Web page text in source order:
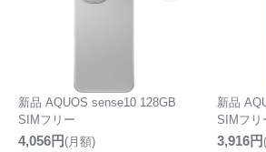
新品 AQUOS sense10 128GB
SIMフリー
4,056円(月額)
新品
SIMフリ
3,916円